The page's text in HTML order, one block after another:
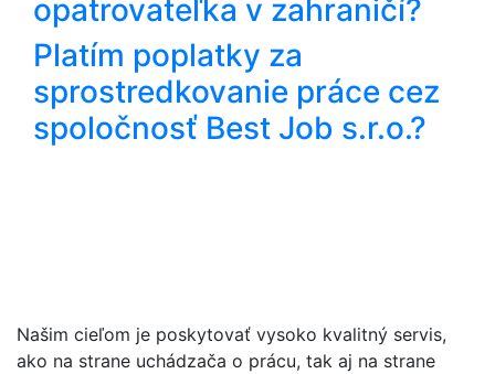
opatrovateľka v zahraničí?
Platím poplatky za
sprostredkovanie práce cez
spoločnosť Best Job s.r.o.?
Našim cieľom je poskytovať vysoko kvalitný servis,
ako na strane uchádzača o prácu, tak aj na strane